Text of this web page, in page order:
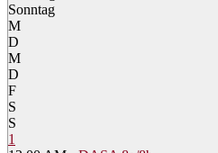
Sonntag
M
D
M
D
F
S
S
1